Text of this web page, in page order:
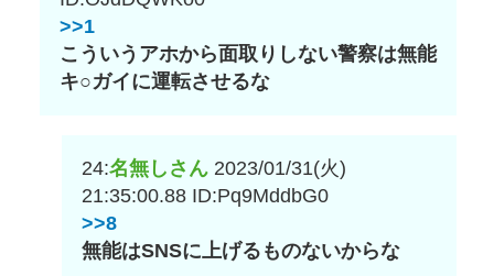
>>1
こういうアホから面取りしない警察は無能
キ○ガイに運転させるな
24:名無しさん 2023/01/31(火)
21:35:00.88 ID:Pq9MddbG0
>>8
無能はSNSに上げるものないからな